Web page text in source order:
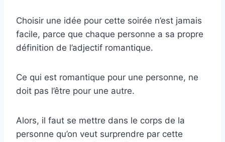
Choisir une idée pour cette soirée n’est jamais
facile, parce que chaque personne a sa propre
définition de l’adjectif romantique.
Ce qui est romantique pour une personne, ne
doit pas l’être pour une autre.
Alors, il faut se mettre dans le corps de la
personne qu’on veut surprendre par cette